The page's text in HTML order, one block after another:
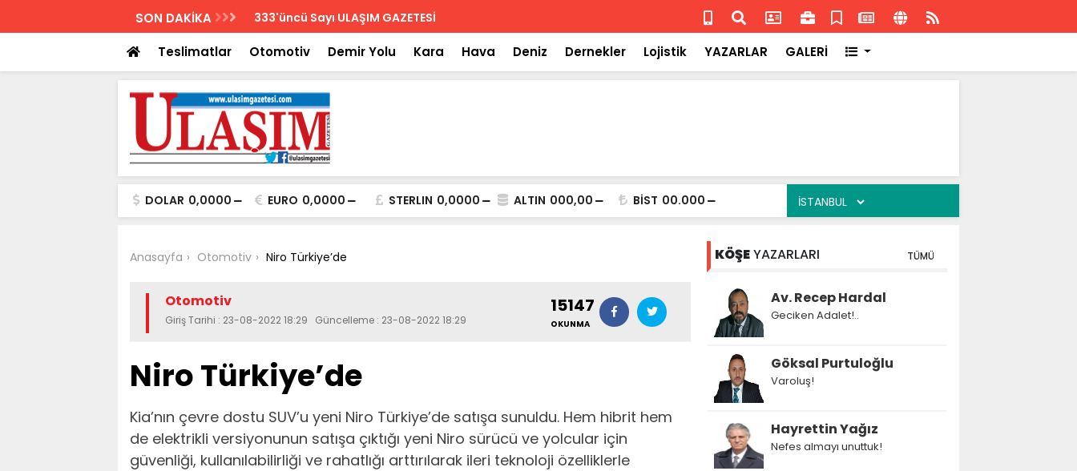
SON DAKİKA Biletler 12 saatte iade Isuzu'nun Fransa'daki başarısı
Teslimatlar Otomotiv Demir Yolu Kara Hava Deniz Dernekler Lojistik YAZARLAR GALERİ
DOLAR 0,0000 EURO 0,0000 STERLIN 0,0000 ALTIN 000,00 BİST 00.000
Anasayfa Otomotiv Niro Türkiye’de
Otomotiv
Giriş Tarihi : 23-08-2022 18:29 Güncelleme : 23-08-2022 18:29
15147
OKUNMA
Niro Türkiye’de
Kia’nın çevre dostu SUV’u yeni Niro Türkiye’de satışa sunuldu. Hem hibrit hem
de elektrikli versiyonunun satışa çıktığı yeni Niro sürücü ve yolcular için
güvenliği, kullanılabilirliği ve rahatlığı arttırılarak ileri teknoloji özelliklerle
KÖŞEYAZARLARI TÜMÜ
Av. Recep Hardal
Geciken Adalet!..
Göksal Purtuloğlu
Varoluş!
Hayrettin Yağız
Nefes almayı unuttuk!